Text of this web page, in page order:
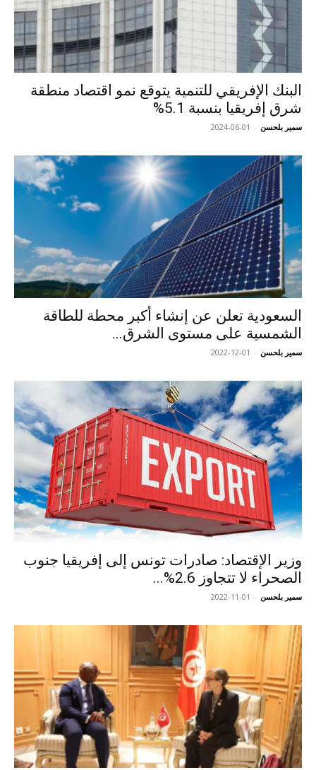
البنك الإفريقي للتنمية يتوقع نمو اقتصاد منطقة
شرق إفريقيا بنسبة 5.1%
سمير بلحسن -
2024-06-01
السعودية تعلن عن إنشاء أكبر محطة للطاقة
الشمسية على مستوى الشرق...
سمير بلحسن -
2022-12-01
وزير الإقتصاد: صادرات تونس إلى إفريقيا جنوب
الصحراء لا تتجاوز 2.6%...
سمير بلحسن -
2022-11-01